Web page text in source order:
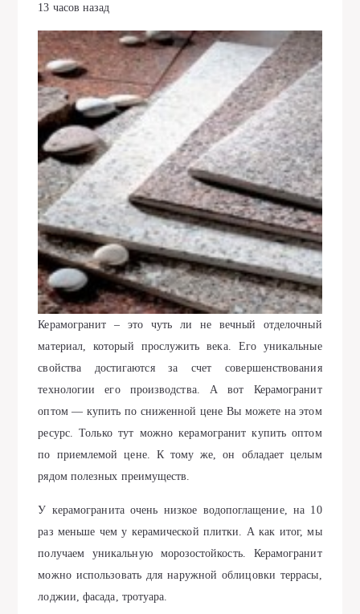
13 часов назад
Керамогранит – это чуть ли не вечный отделочный
материал, который прослужить века. Его уникальные
свойства достигаются за счет совершенствования
технологии его производства. А вот Керамогранит
оптом — купить по сниженной цене Вы можете на этом
ресурс. Только тут можно керамогранит купить оптом
по приемлемой цене. К тому же, он обладает целым
рядом полезных преимуществ.
У керамогранита очень низкое водопоглащение, на 10
раз меньше чем у керамической плитки. А как итог, мы
получаем уникальную морозостойкость. Керамогранит
можно использовать для наружной облицовки террасы,
лоджии, фасада, тротуара.